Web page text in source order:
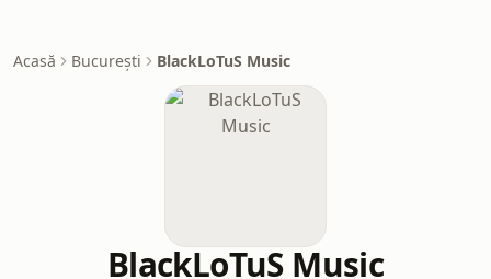
Acasă București BlackLoTuS Music
BlackLoTuS Music